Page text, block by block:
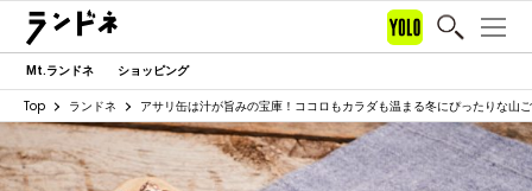
Mt.ランドネ ショッピング
Top ランドネ アサリ缶は汁が旨みの宝庫！ココロもカラダも温まる冬にぴったりな山